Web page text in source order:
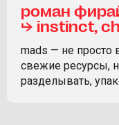
роман
⮡ instinct,
mads — не просто
свежие ресурсы,
разделывать,